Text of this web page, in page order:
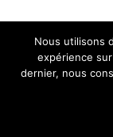
Nous utilisons
expérience
dernier, nous